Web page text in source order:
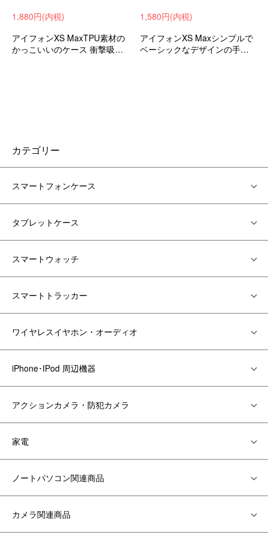
1,880円(内税)
アイフォンXS MaxTPU素材の
かっこいいのケース 衝撃吸収
1,580円(内税)
アイフォンXS Maxシンプルで
ベーシックなデザインの手帳
カテゴリー
スマートフォンケース
タブレットケース
スマートウォッチ
スマートトラッカー
ワイヤレスイヤホン・オーディオ
iPhone･IPod 周辺機器
アクションカメラ・防犯カメラ
家電
ノートパソコン関連商品
カメラ関連商品